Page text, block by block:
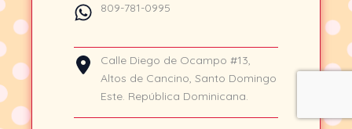
809-781-0995
Calle Diego de Ocampo #13,
Altos de Cancino, Santo Domingo
Este. República Dominicana.